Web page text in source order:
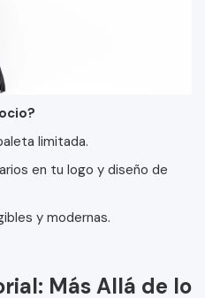
limitada.
en tu logo y diseño de
y modernas.
Más Allá de lo